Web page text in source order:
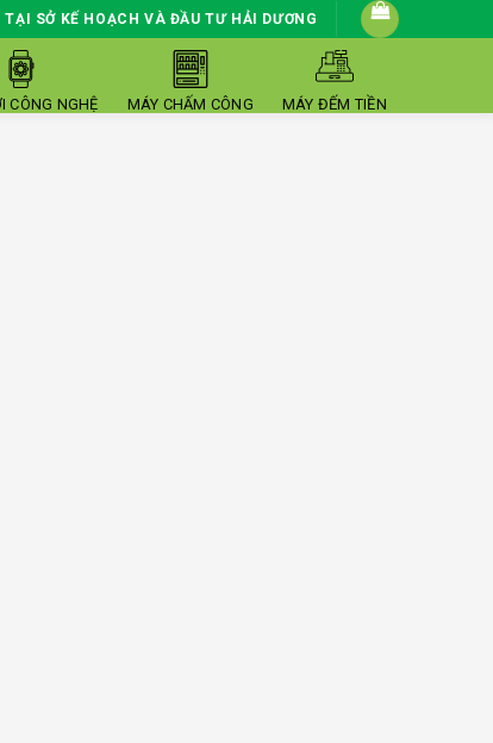
TẠI SỞ KẾ HOẠCH VÀ ĐẦU TƯ HẢI DƯƠNG
CÔNG NGHỆ MÁY CHẤM CÔNG MÁY ĐẾM TIỀN